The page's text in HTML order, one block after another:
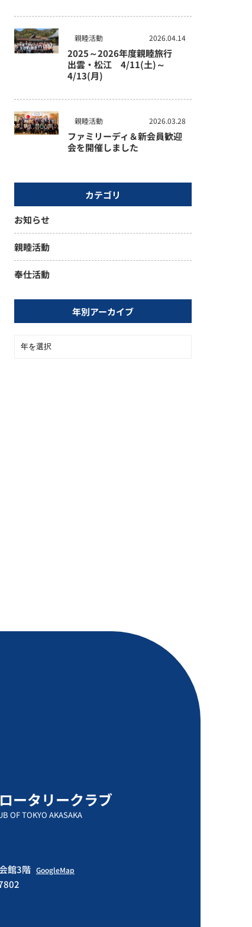
親睦活動 2026.04.14
2025～2026年度親睦旅行
出雲・松江 4/11(土)～
4/13(月)
親睦活動 2026.03.28
ファミリーディ＆新会員歓迎
会を開催しました
カテゴリ
お知らせ
親睦活動
奉仕活動
年別アーカイブ
ータリークラブ
OF TOKYO AKASAKA
館3階 GoogleMap